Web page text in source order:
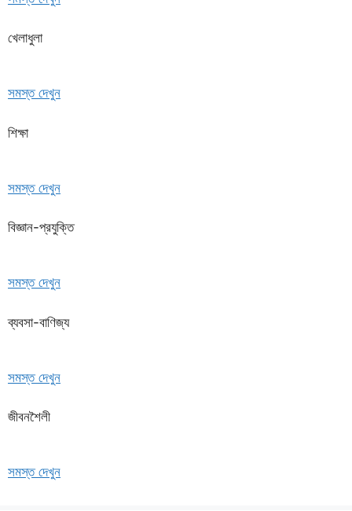
খেলাধুলা
সমস্ত দেখুন
শিক্ষা
সমস্ত দেখুন
বিজ্ঞান-প্রযুক্তি
সমস্ত দেখুন
ব্যবসা-বাণিজ্য
সমস্ত দেখুন
জীবনশৈলী
সমস্ত দেখুন